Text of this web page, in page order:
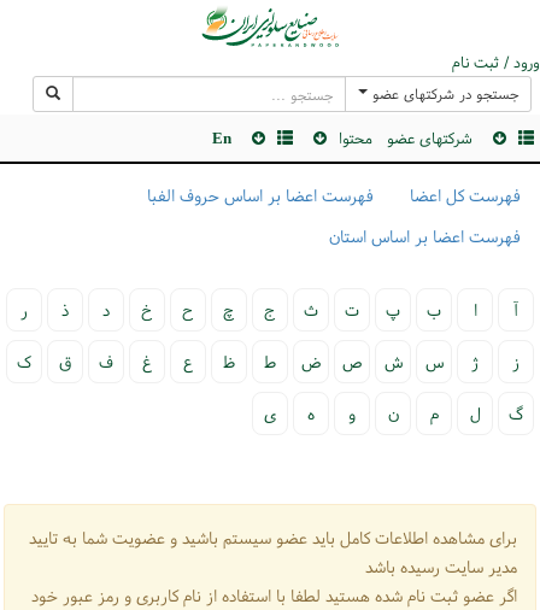
ورود / ثبت نام
جستجو در شرکتهای عضو
شرکتهای عضو محتوا En
فهرست کل اعضا
فهرست اعضا بر اساس حروف الفبا
فهرست اعضا بر اساس استان
آ ا ب پ ت ث ج چ ح خ د ذ ر
ز ژ س ش ص ض ط ظ ع غ ف ق ک
گ ل م ن و ه ی
برای مشاهده اطلاعات کامل باید عضو سیستم باشید و عضویت شما به تایید
مدیر سایت رسیده باشد
اگر عضو ثبت نام شده هستید لطفا با استفاده از نام کاربری و رمز عبور خود